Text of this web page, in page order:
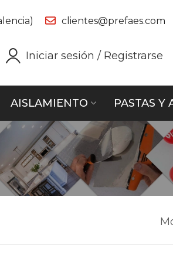
clientes@prefaes.com
Iniciar sesión / Registrarse
AISLAMIENTO PASTAS Y